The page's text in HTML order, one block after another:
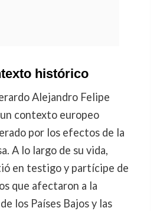
histórico
Alejandro Felipe
contexto europeo
por los efectos de la
A lo largo de su vida,
en testigo y partícipe de
que afectaron a la
los Países Bajos y las